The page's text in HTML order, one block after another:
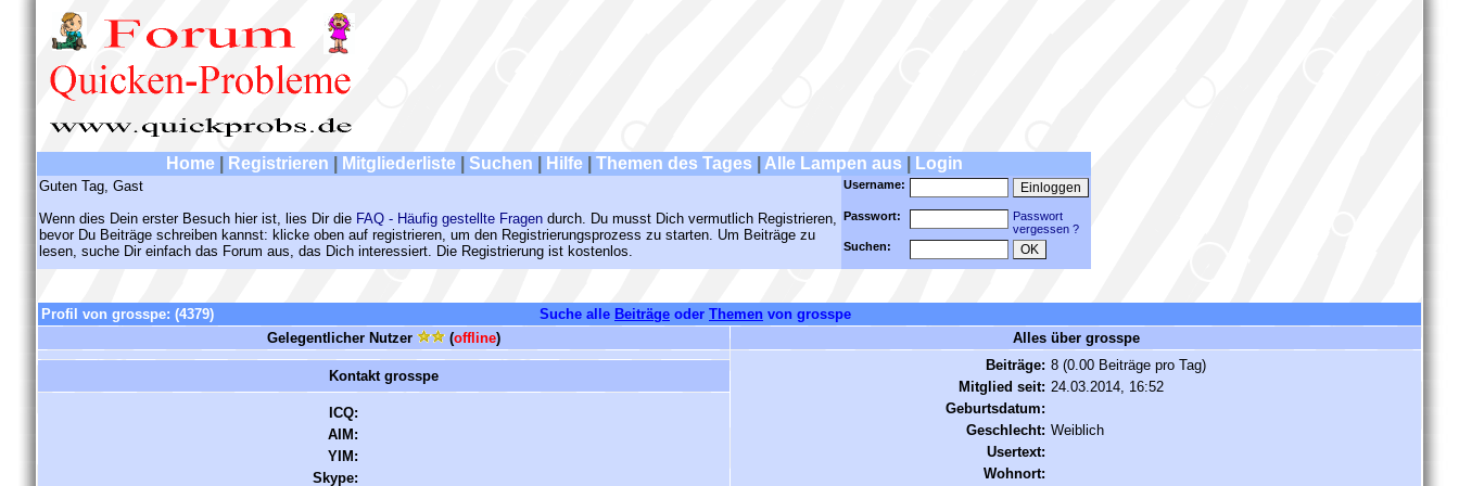
Home Registrieren Mitgliederliste Suchen Hilfe Themen des Tages Alle Lampen aus Login
Guten Tag, Gast
Wenn dies Dein erster Besuch hier ist, lies Dir die FAQ - Häufig gestellte Fragen durch. Du musst Dich vermutlich Registrieren,
bevor Du Beiträge schreiben kannst: klicke oben auf registrieren, um den Registrierungsprozess zu starten. Um Beiträge zu
lesen, suche Dir einfach das Forum aus, das Dich interessiert. Die Registrierung ist kostenlos.
Username:
Passwort:
Passwort
vergessen ?
Suchen:
Profil von grosspe: (4379) Suche alle Beiträge oder Themen von grosspe
Gelegentlicher Nutzer
(offline)
Alles über grosspe
Beiträge: 8 (0.00 Beiträge pro Tag)
Mitglied seit: 24.03.2014, 16:52
Geburtsdatum:
Geschlecht: Weiblich
Usertext:
Wohnort:
Kontakt grosspe
ICQ:
AIM:
YIM:
Skype: